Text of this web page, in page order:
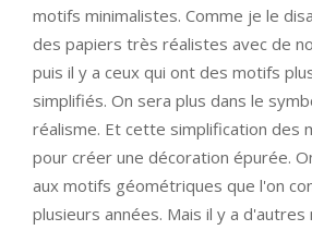
motifs minimalistes. Comme je le
des papiers très réalistes avec de
puis il y a ceux qui ont des motifs
simplifiés. On sera plus dans le
réalisme. Et cette simplification des
pour créer une décoration épurée.
aux motifs géométriques que l'on
plusieurs années. Mais il y a